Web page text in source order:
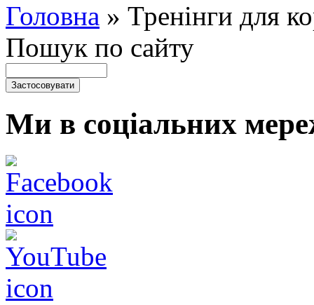
Головна » Тренінги для
Пошук по сайту
Ми в соціальних